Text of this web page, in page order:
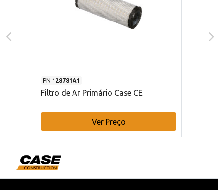
PN 128781A1
Filtro de Ar Primário Case CE
Ver Preço